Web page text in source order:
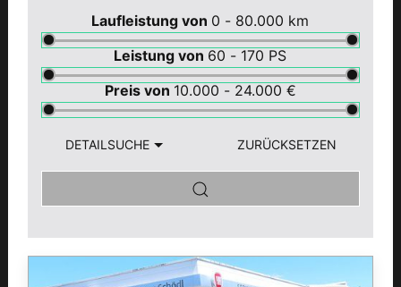
Laufleistung von 0 - 80.000 km
Leistung von 60 - 170 PS
Preis von 10.000 - 24.000 €
DETAILSUCHE ZURÜCKSETZEN